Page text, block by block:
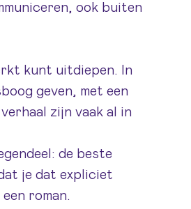
ook buiten
kunt uitdiepen. In
geven, met een
zijn vaak al in
de beste
je dat expliciet
roman.